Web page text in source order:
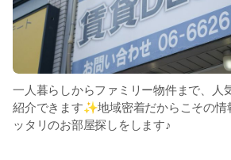
一人暮らしからファミリー物件まで、人
紹介できます✨地域密着だからこその情
ッタリのお部屋探しをします♪